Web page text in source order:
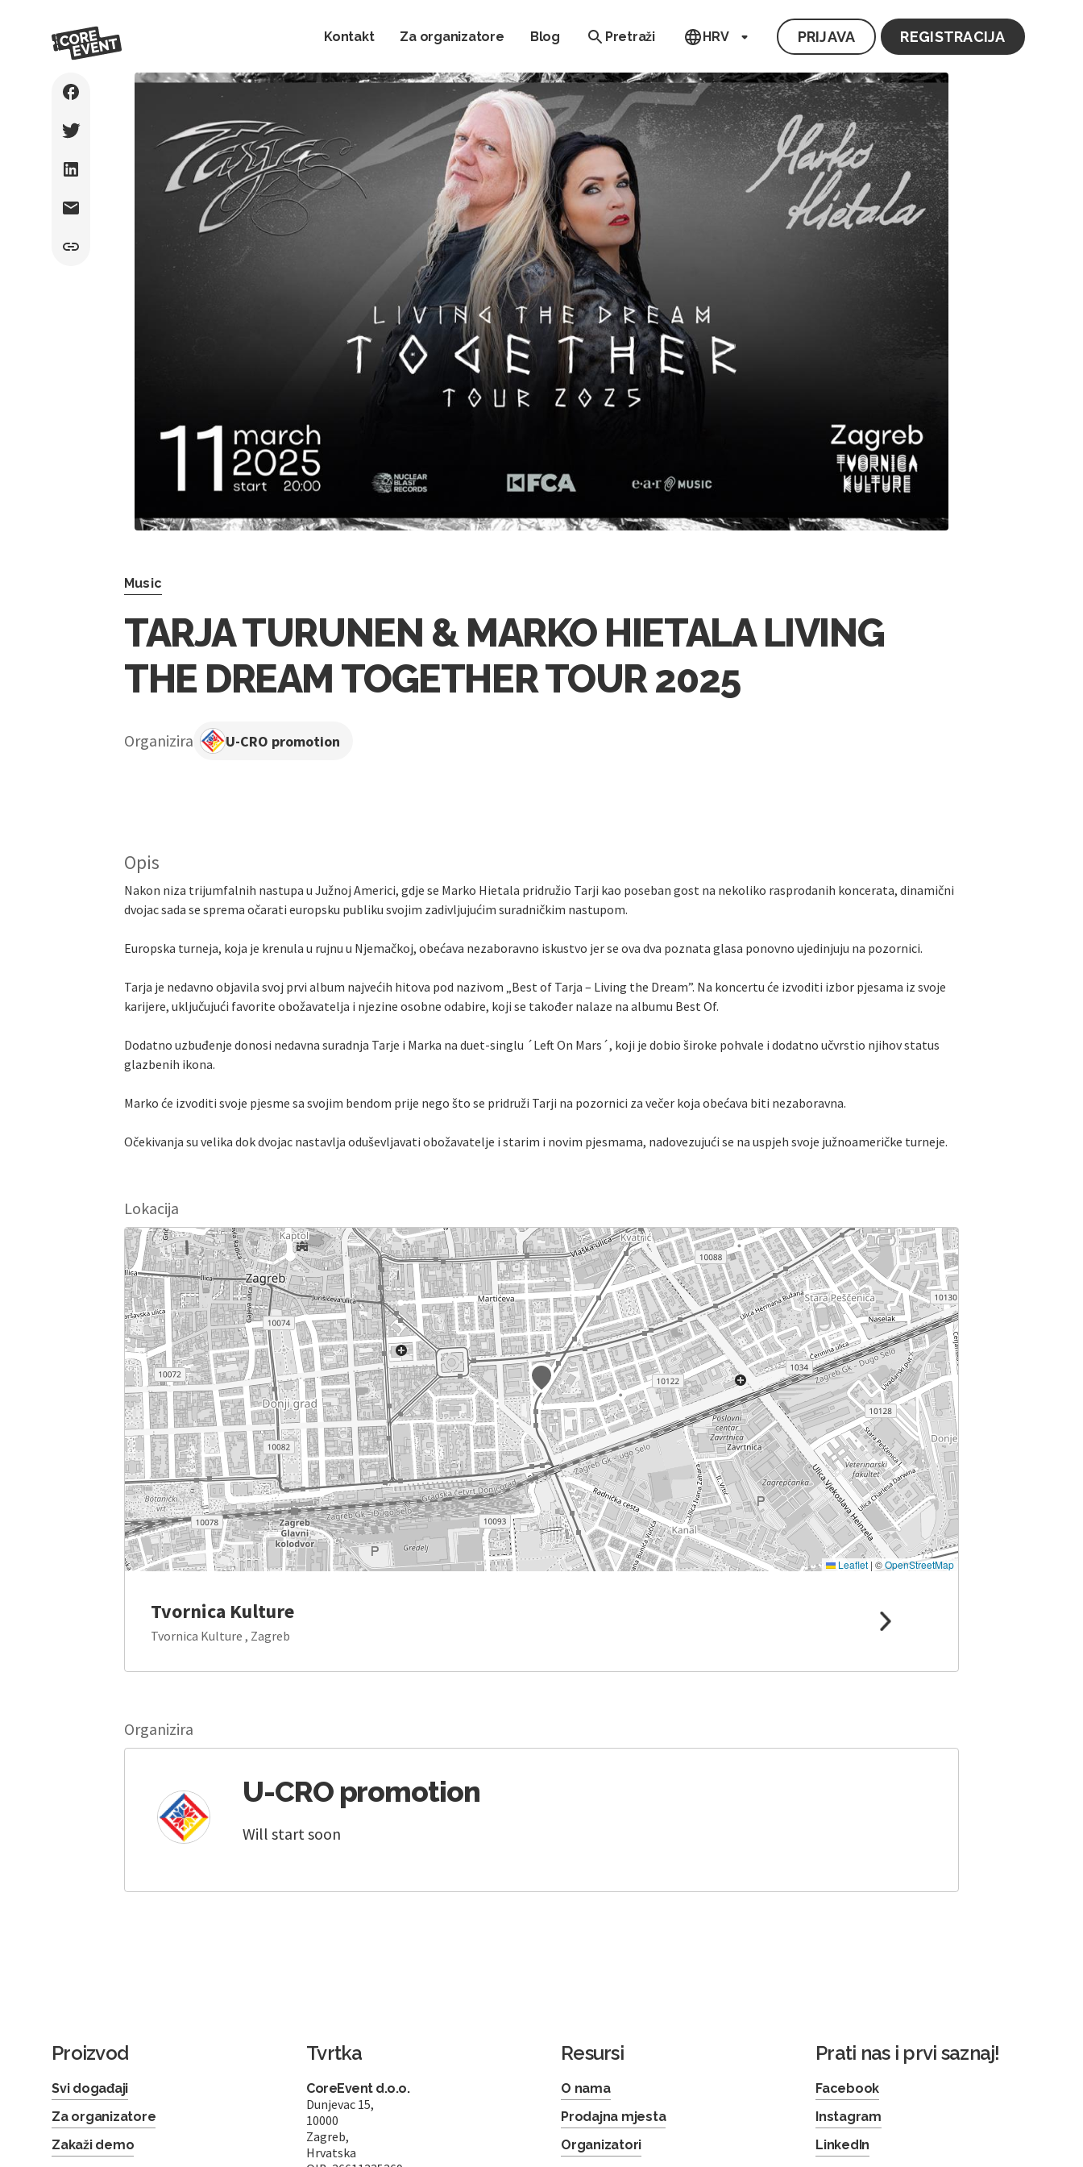
Kontakt Za organizatore Blog Pretraži HRV PRIJAVA REGISTRACIJA
Music
TARJA TURUNEN & MARKO HIETALA LIVING
THE DREAM TOGETHER TOUR 2025
Organizira U-CRO promotion
Opis
Nakon niza trijumfalnih nastupa u Južnoj Americi, gdje se Marko Hietala pridružio Tarji kao poseban gost na nekoliko rasprodanih koncerata, dinamični
dvojac sada se sprema očarati europsku publiku svojim zadivljujućim suradničkim nastupom.
Europska turneja, koja je krenula u rujnu u Njemačkoj, obećava nezaboravno iskustvo jer se ova dva poznata glasa ponovno ujedinjuju na pozornici.
Tarja je nedavno objavila svoj prvi album najvećih hitova pod nazivom „Best of Tarja – Living the Dream”. Na koncertu će izvoditi izbor pjesama iz svoje
karijere, uključujući favorite obožavatelja i njezine osobne odabire, koji se također nalaze na albumu Best Of.
Dodatno uzbuđenje donosi nedavna suradnja Tarje i Marka na duet-singlu ´Left On Mars´, koji je dobio široke pohvale i dodatno učvrstio njihov status
glazbenih ikona.
Marko će izvoditi svoje pjesme sa svojim bendom prije nego što se pridruži Tarji na pozornici za večer koja obećava biti nezaboravna.
Očekivanja su velika dok dvojac nastavlja oduševljavati obožavatelje i starim i novim pjesmama, nadovezujući se na uspjeh svoje južnoameričke turneje.
Lokacija
Leaflet | ©OpenStreetMap
Tvornica Kulture
Tvornica Kulture , Zagreb
Organizira
U-CRO promotion
Will start soon
Proizvod
Svi događaji
Za organizatore
Zakaži demo
Tvrtka
CoreEvent d.o.o.
Dunjevac 15,
10000
Zagreb,
Hrvatska
Resursi
O nama
Prodajna mjesta
Organizatori
Prati nas i prvi saznaj!
Facebook
Instagram
LinkedIn